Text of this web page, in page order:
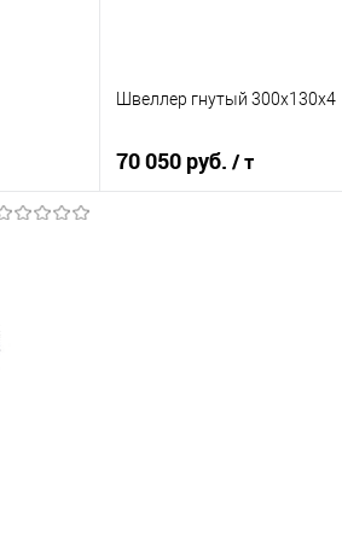
Швеллер гнутый 300х130х4
70 050 руб. / т